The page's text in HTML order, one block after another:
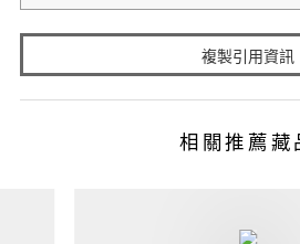
複製引用資訊
相關推薦藏